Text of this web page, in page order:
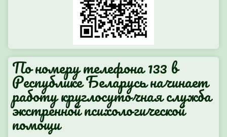
По номеру телефона 133 в
Республике Беларусь начинает
работу круглосуточная служба
экстренной психологической
помощи